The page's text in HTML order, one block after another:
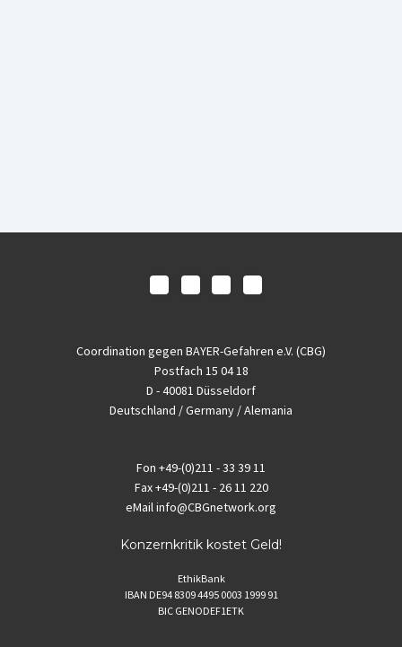
Coordination gegen BAYER-Gefahren e.V. (CBG)
Postfach 15 04 18
D - 40081 Düsseldorf
Deutschland / Germany / Alemania
Fon +49-(0)211 - 33 39 11
Fax+49-(0)211 - 26 11 220
eMailinfo@CBGnetwork.org
Konzernkritik kostet Geld!
EthikBank
IBAN DE94 8309 4495 0003 1999 91
BIC GENODEF1ETK